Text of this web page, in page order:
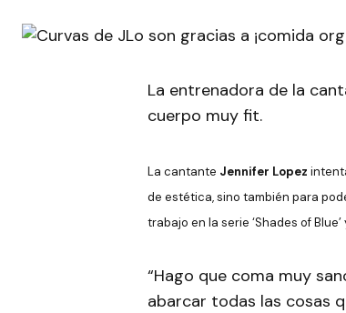
La entrenadora de la
cuerpo muy fit.
La cantante Jennifer Lopez
de estética, sino también para
trabajo en la serie ‘Shades of
“Hago que coma muy
abarcar todas las cosas